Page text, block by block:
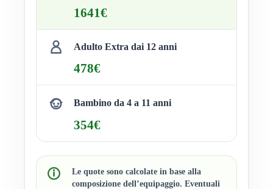
1641€
Adulto Extra dai 12 anni
478€
Bambino da 4 a 11 anni
354€
Le quote sono calcolate in base alla
composizione dell’equipaggio. Eventuali